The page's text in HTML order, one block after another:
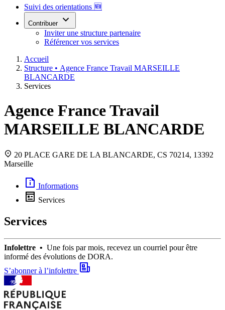
Suivi des orientations 🆕
Contribuer
Inviter une structure partenaire
Référencer vos services
Accueil
Structure • Agence France Travail MARSEILLE
BLANCARDE
Services
Agence France Travail
MARSEILLE BLANCARDE
20 PLACE GARE DE LA BLANCARDE, CS 70214, 13392
Marseille
Informations
Services
Services
Infolettre • Une fois par mois, recevez un courriel pour être
informé des évolutions de DORA.
S’abonner à l’infolettre